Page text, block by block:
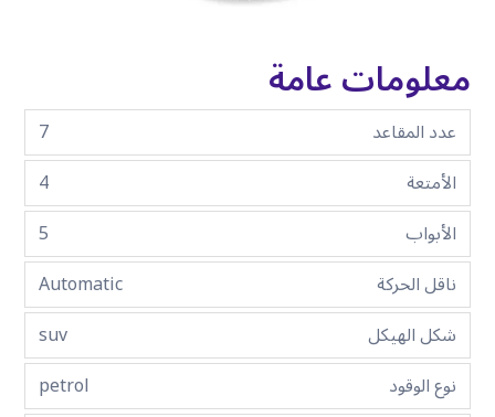
معلومات عامة
عدد المقاعد
7
الأمتعة
4
الأبواب
5
ناقل الحركة
Automatic
شكل الهيكل
suv
نوع الوقود
petrol